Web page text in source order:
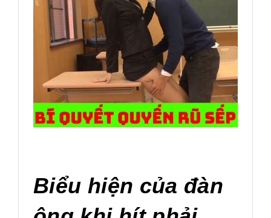
Biểu hiện của đàn